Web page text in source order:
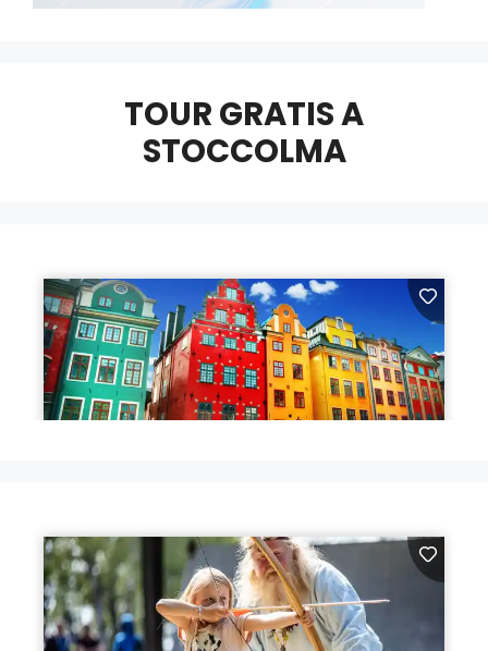
TOUR GRATIS A
STOCCOLMA